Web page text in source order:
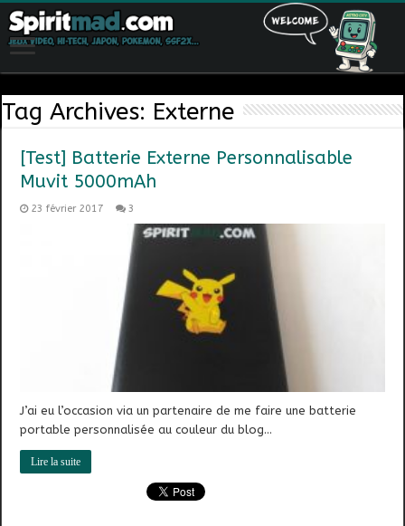
Tag Archives: Externe
[Test] Batterie Externe Personnalisable
Muvit 5000mAh
23 février 2017 3
J’ai eu l’occasion via un partenaire de me faire une batterie
portable personnalisée au couleur du blog…
Lire la suite